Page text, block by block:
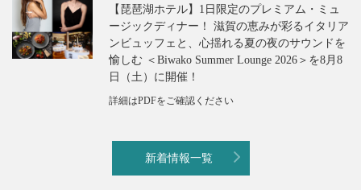
【琵琶湖ホテル】1日限定のプレミアム・ミュ
ージックディナー！ 滋賀の恵みが彩るイタリア
ンビュッフェと、心揺れる夏の夜のサウンドを
愉しむ ＜Biwako Summer Lounge 2026＞を8月8
日（土）に開催！
詳細はPDFをご確認ください
新着情報一覧